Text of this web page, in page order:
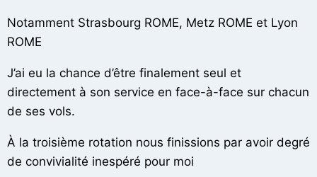
Notamment Strasbourg ROME, Metz ROME et Lyon
ROME
J’ai eu la chance d’être finalement seul et
directement à son service en face-à-face sur chacun
de ses vols.
À la troisième rotation nous finissions par avoir degré
de convivialité inespéré pour moi